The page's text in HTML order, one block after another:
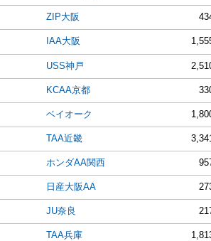
ZIP大阪
IAA大阪
USS神戸
KCAA京都
ベイオーク
TAA近畿
ホンダAA関西
日産大阪AA
JU奈良
TAA兵庫